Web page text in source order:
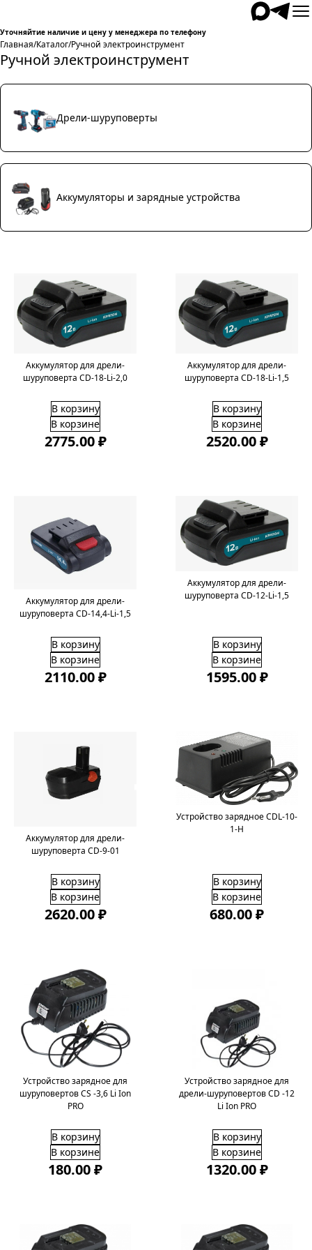
Уточняйтие наличие и цену у менеджера по телефону
Главная/Каталог/Ручной электроинструмент
Ручной электроинструмент
Дрели-шуруповерты
Аккумуляторы и зарядные устройства
Аккумулятор для дрели-
шуруповерта CD-18-Li-2,0
В корзину
В корзине
2775.00 ₽
Аккумулятор для дрели-
шуруповерта CD-18-Li-1,5
В корзину
В корзине
2520.00 ₽
Аккумулятор для дрели-
шуруповерта CD-14,4-Li-1,5
В корзину
В корзине
2110.00 ₽
Аккумулятор для дрели-
шуруповерта CD-12-Li-1,5
В корзину
В корзине
1595.00 ₽
Аккумулятор для дрели-
шуруповерта CD-9-01
В корзину
В корзине
2620.00 ₽
Устройство зарядное CDL-10-
1-H
В корзину
В корзине
680.00 ₽
Устройство зарядное для
шуруповертов CS -3,6 Li Ion
PRO
В корзину
В корзине
180.00 ₽
Устройство зарядное для
дрели-шуруповертов CD -12
Li Ion PRO
В корзину
В корзине
1320.00 ₽